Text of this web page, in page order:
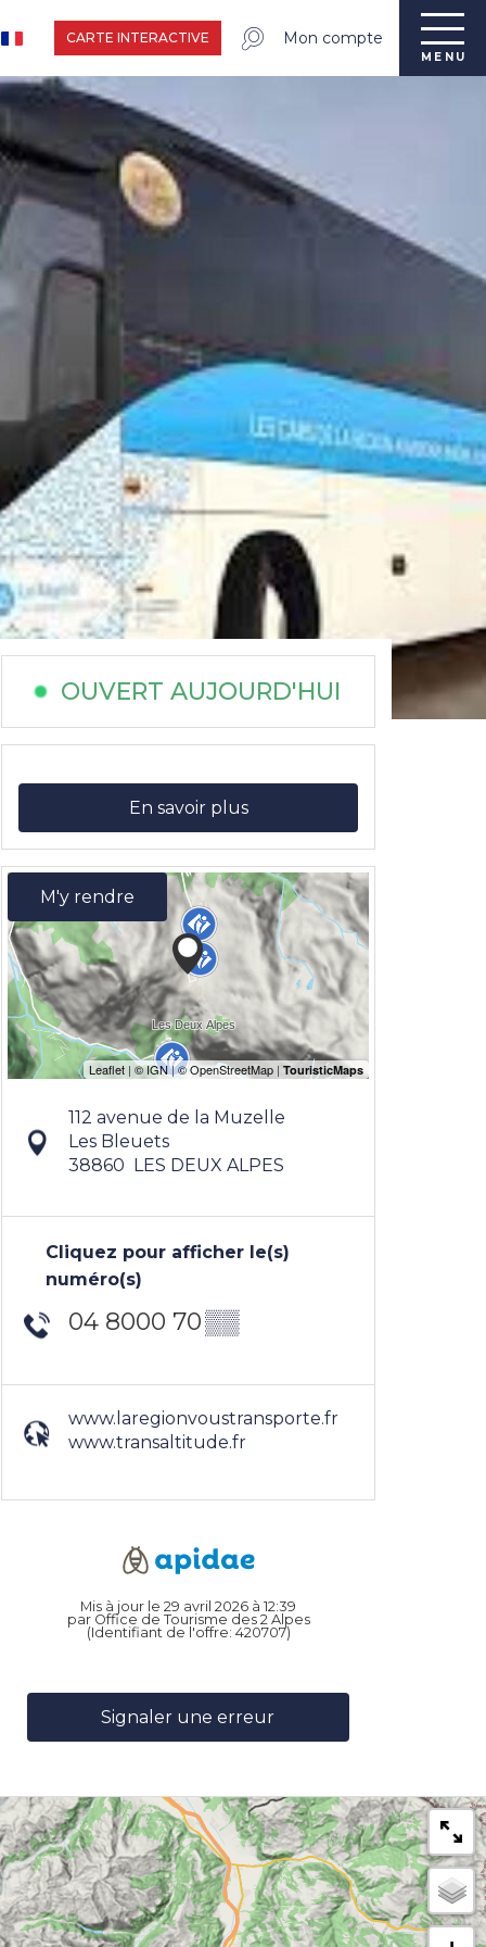
Mon compte
CARTE INTERACTIVE
MENU
OUVERT AUJOURD'HUI
En savoir plus
M'y rendre
112 avenue de la Muzelle
Les Bleuets
38860 LES DEUX ALPES
Cliquez pour afficher le(s)
numéro(s)
04 8000 70▒▒
www.laregionvoustransporte.fr
www.transaltitude.fr
Mis à jour le 29 avril 2026 à 12:39
par Office de Tourisme des 2 Alpes
(Identifiant de l'offre: 420707)
Signaler une erreur